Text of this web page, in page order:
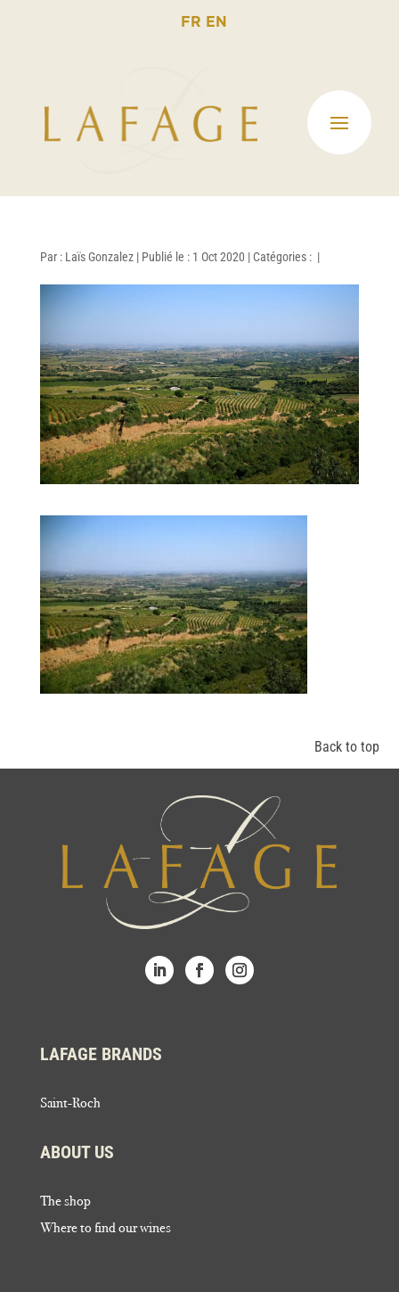
FR EN
Par : Laïs Gonzalez | Publié le : 1 Oct 2020 | Catégories : |
Back to top
LAFAGE BRANDS
Saint-Roch
ABOUT US
The shop
Where to find our wines